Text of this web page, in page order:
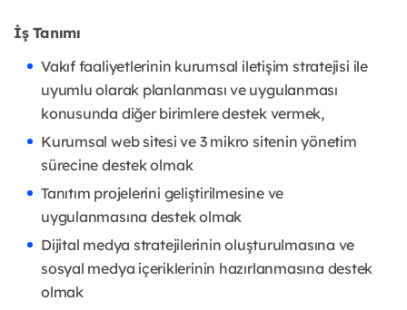
İş Tanımı
Vakıf faaliyetlerinin kurumsal iletişim stratejisi ile
uyumlu olarak planlanması ve uygulanması
konusunda diğer birimlere destek vermek,
Kurumsal web sitesi ve 3 mikro sitenin yönetim
sürecine destek olmak
Tanıtım projelerini geliştirilmesine ve
uygulanmasına destek olmak
Dijital medya stratejilerinin oluşturulmasına ve
sosyal medya içeriklerinin hazırlanmasına destek
olmak